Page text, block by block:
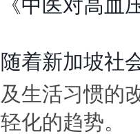
《中医对高血
随着新加坡社
及生活习惯的
轻化的趋势。